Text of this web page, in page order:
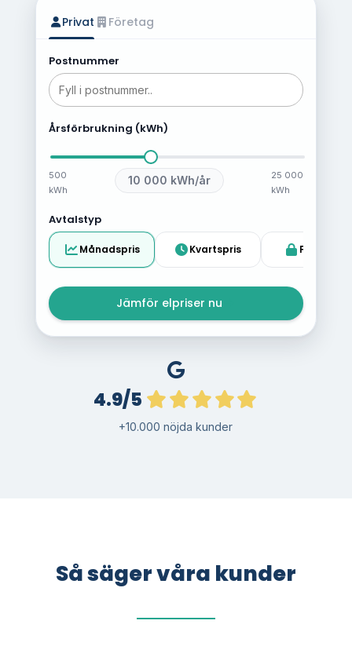
Privat Företag
Postnummer
Årsförbrukning (kWh)
500
kWh
10 000 kWh/år
25 000
kWh
Avtalstyp
Månadspris Kvartspris Fast pris
Jämför elpriser nu
4.9/5
+10.000 nöjda kunder
Så säger våra kunder